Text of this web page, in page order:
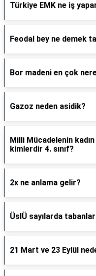
Türkiye EMK ne iş
Feodal bey ne demek
Bor madeni en çok
Gazoz neden asidik?
Milli Mücadelenin
kimlerdir 4. sınıf?
2x ne anlama gelir?
ÜslÜ sayılarda
21 Mart ve 23 Eylül